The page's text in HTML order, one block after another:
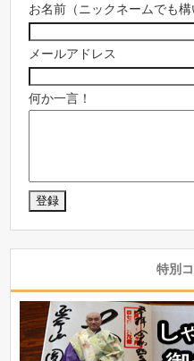
お名前（ニックネームでも構
メールアドレス
何か一言！
特別